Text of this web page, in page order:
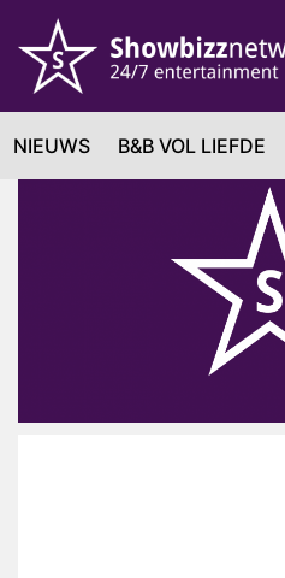
NIEUWS B&B VOL LIEFDE